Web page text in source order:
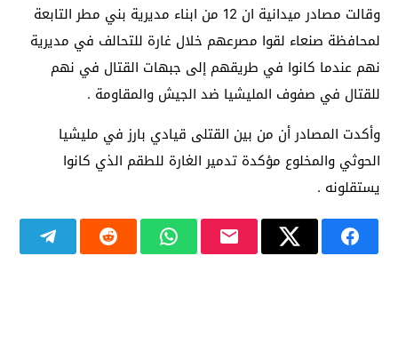
وقالت مصادر ميدانية ان 12 من ابناء مديرية بني مطر التابعة
لمحافظة صنعاء لقوا مصرعهم خلال غارة للتحالف في مديرية
نهم عندما كانوا في طريقهم إلى جبهات القتال في نهم
للقتال في صفوف المليشيا ضد الجيش والمقاومة .
وأكدت المصادر أن من بين القتلى قيادي بارز في مليشيا
الحوثي والمخلوع مؤكدة تدمير الغارة للطقم الذي كانوا
يستقلونه .